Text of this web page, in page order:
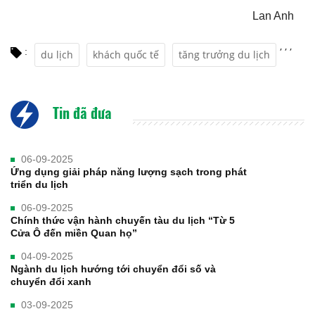
Lan Anh
: du lịch
,
khách quốc tế
,
tăng trưởng du lịch
,
Tin đã đưa
06-09-2025
Ứng dụng giải pháp năng lượng sạch trong phát
triển du lịch
06-09-2025
Chính thức vận hành chuyến tàu du lịch “Từ 5
Cửa Ô đến miền Quan họ”
04-09-2025
Ngành du lịch hướng tới chuyển đổi số và
chuyển đổi xanh
03-09-2025